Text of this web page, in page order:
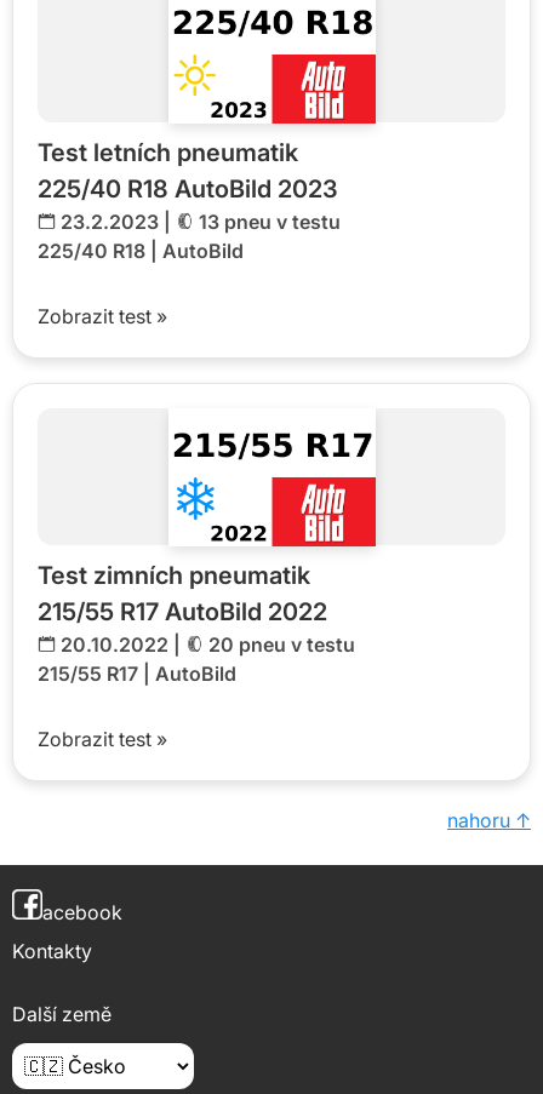
Test letních pneumatik
225/40 R18 AutoBild 2023
23.2.2023 |
13 pneu v testu
225/40 R18
AutoBild
Zobrazit test »
Test zimních pneumatik
215/55 R17 AutoBild 2022
20.10.2022 |
20 pneu v testu
215/55 R17
AutoBild
Zobrazit test »
nahoru ↑
acebook
Kontakty
Další země